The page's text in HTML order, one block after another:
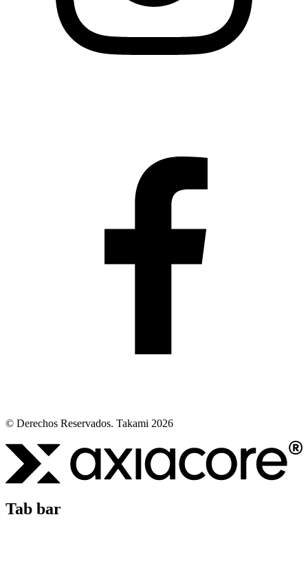
© Derechos Reservados. Takami 2026
Tab bar